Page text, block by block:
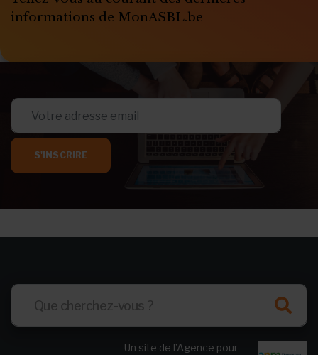
informations de MonASBL.be
S'INSCRIRE
Un site de l’Agence pour